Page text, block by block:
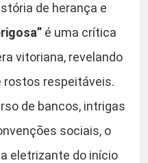
de herança e
é uma crítica
vitoriana, revelando
rostos respeitáveis.
de bancos, intrigas
sociais, o
eletrizante do início